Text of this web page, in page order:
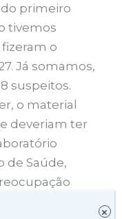
primeiro
tivemos
o
Já somamos,
suspeitos.
o material
deveriam ter
de Saúde,
×